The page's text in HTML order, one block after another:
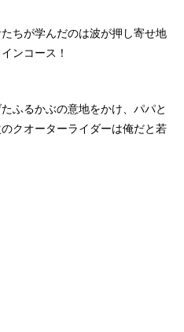
ちが学んだのは波が押し寄せ地
ンコース！
ふるかぶの意地をかけ、パパと
クオーターライダーは俺だと若